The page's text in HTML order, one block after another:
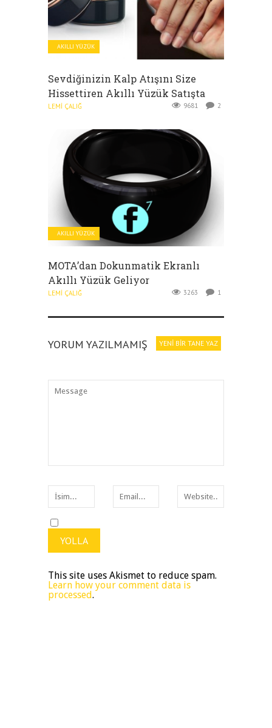
AKILLI YÜZÜK
Sevdiğinizin Kalp Atışını Size
Hissettiren Akıllı Yüzük Satışta
LEMI ÇALIĞ 9681 2
AKILLI YÜZÜK
MOTA’dan Dokunmatik Ekranlı
Akıllı Yüzük Geliyor
LEMI ÇALIĞ 3263 1
YORUM YAZILMAMIŞ YENI BIR TANE YAZ
This site uses Akismet to reduce spam.
Learn how your comment data is
processed.